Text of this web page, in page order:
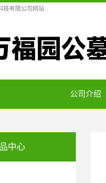
技有限公司 网站
公司介绍
中心